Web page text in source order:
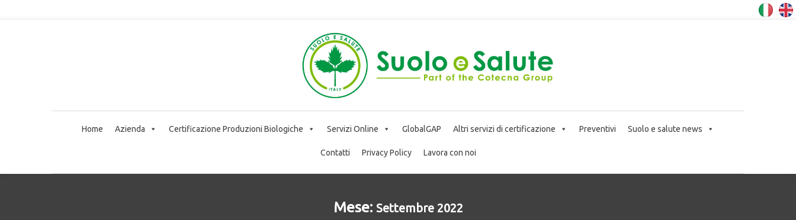
Home Azienda Certificazione Produzioni Biologiche Servizi Online GlobalGAP Altri servizi di certificazione Preventivi Suolo e salute news
Contatti Privacy Policy Lavora con noi
Mese: Settembre 2022